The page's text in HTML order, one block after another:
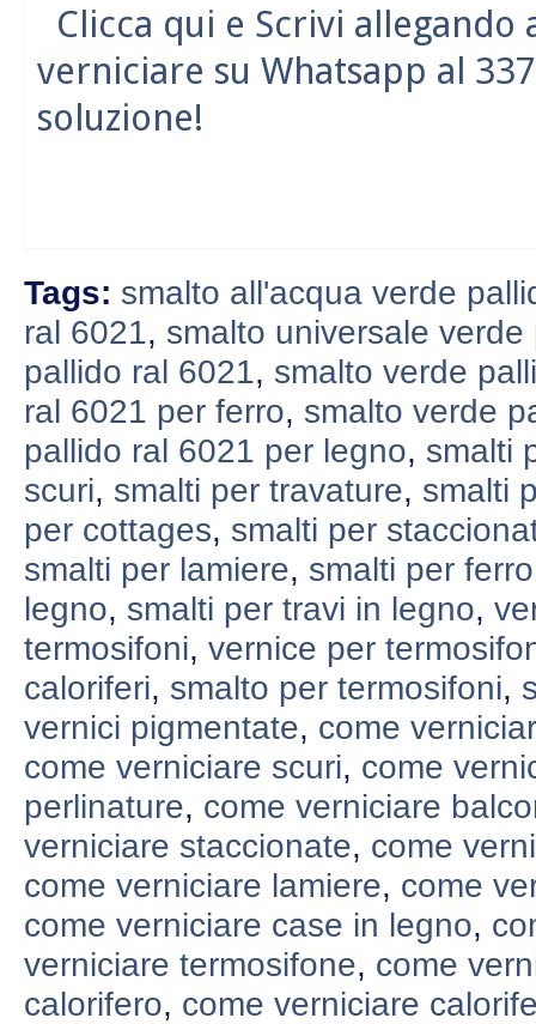
Clicca qui e Scrivi
verniciare su Whatsapp al
soluzione!
Tags: smalto all'acqua verde
ral 6021, smalto universale
pallido ral 6021, smalto verde
ral 6021 per ferro, smalto verde
pallido ral 6021 per legno, smalti
scuri, smalti per travature, smalti
per cottages, smalti per
smalti per lamiere, smalti per ferro
legno, smalti per travi in legno,
termosifoni, vernice per
caloriferi, smalto per termosifoni,
vernici pigmentate, come
come verniciare scuri, come
perlinature, come verniciare
verniciare staccionate, come
come verniciare lamiere, come
come verniciare case in legno,
verniciare termosifone, come
calorifero, come verniciare